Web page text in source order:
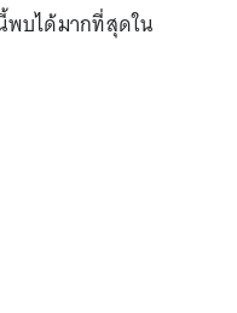
พบได้มากที่สุดใน